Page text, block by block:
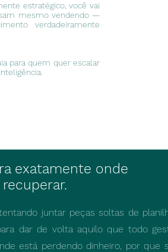
estratégico, você vai
mesmo vendendo —
verdadeiramente
para quem quer escalar
exatamente onde
juntar peças soltas de
dar de volta aquilo que todo
está perdendo dinheiro, por que